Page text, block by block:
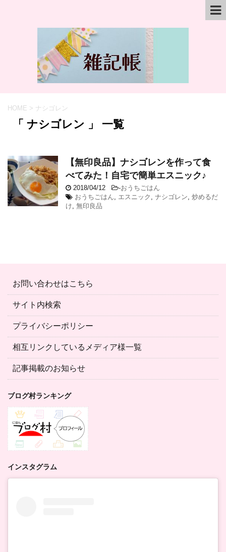
HOME > ナシゴレン
「 ナシゴレン 」 一覧
【無印良品】ナシゴレンを作って食
べてみた！自宅で簡単エスニック♪
2018/04/12 -おうちごはん
おうちごはん, エスニック , ナシゴレン, 炒めるだ
け, 無印良品
お問い合わせはこちら
サイト内検索
プライバシーポリシー
相互リンクしているメディア様一覧
記事掲載のお知らせ
ブログ村ランキング
インスタグラム